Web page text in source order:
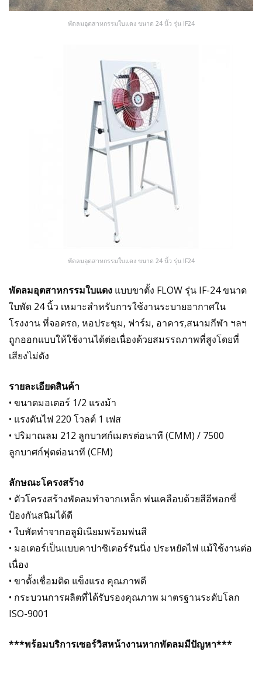
พัดลมอุตสาหกรรมใบแดง ขนาด 24 นิ้ว รุ่น IF24
พัดลมอุตสาหกรรมใบแดง ขนาด 24 นิ้ว รุ่น IF24
พัดลมอุตสาหกรรมใบแดง แบบขาตั้ง FLOW รุ่น IF-24 ขนาด
ใบพัด 24 นิ้ว เหมาะสำหรับการใช้งานระบายอากาศใน
โรงงาน ที่จอดรถ, หอประชุม, ฟาร์ม, อาคาร,สนามกีฬา ฯลฯ
ถูกออกแบบให้ใช้งานได้ต่อเนื่องด้วยสมรรถภาพที่สูงโดยที่
เสียงไม่ดัง
รายละเอียดสินค้า
• ขนาดมอเตอร์ 1/2 แรงม้า
• แรงดันไฟ 220 โวลต์ 1 เฟส
• ปริมาณลม 212 ลูกบาศก์เมตรต่อนาที (CMM) / 7500
ลูกบาศก์ฟุตต่อนาที (CFM)
ลักษณะโครงสร้าง
• ตัวโครงสร้างพัดลมทำจากเหล็ก พ่นเคลือบด้วยสีอีพอกซี่
ป้องกันสนิมได้ดี
• ใบพัดทำจากอลูมิเนียมพร้อมพ่นสี
• มอเตอร์เป็นแบบคาปาซิเตอร์รันนิ่ง ประหยัดไฟ แม้ใช้งานต่อ
เนื่อง
• ขาตั้งเชื่อมติด แข็งแรง คุณภาพดี
• กระบวนการผลิตที่ได้รับรองคุณภาพ มาตรฐานระดับโลก
ISO-9001
***พร้อมบริการเซอร์วิสหน้างานหากพัดลมมีปัญหา***